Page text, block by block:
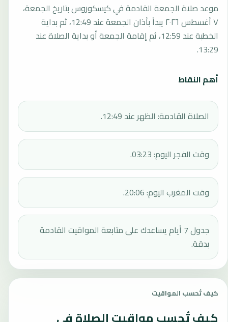
موعد صلاة الجمعة القادمة في كيسكوروس بتاريخ الجمعة،
٧ أغسطس ٢٠٢٦ يبدأ بأذان الجمعة عند 12:49، ثم بداية
الخطبة عند 12:59، ثم إقامة الجمعة أو بداية الصلاة عند
13:29.
أهم النقاط
الصلاة القادمة: الظهر عند 12:49.
وقت الفجر اليوم: 03:23.
وقت المغرب اليوم: 20:06.
جدول 7 أيام يساعدك على متابعة المواقيت القادمة
بدقة.
كيف تُحسب المواقيت